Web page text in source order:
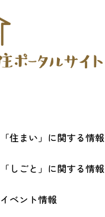
「住まい」に関する情報
「しごと」に関する情報
イベント情報